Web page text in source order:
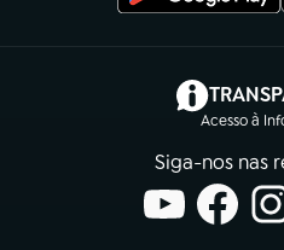
Acesso à
Siga-nos nas